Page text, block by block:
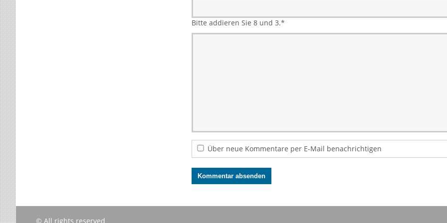
Bitte addieren Sie 8 und 3.*
Über neue Kommentare per E-Mail benachrichtigen
© All rights reserved